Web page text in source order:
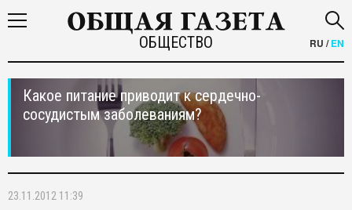
ОБЩЕСТВО RU /EN
Какое питание приводит к сердечно-
сосудистым заболеваниям?
23.11.2012 11:39